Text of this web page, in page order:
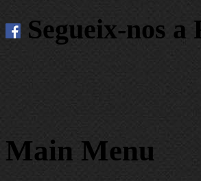
Segueix-nos a
Main Menu